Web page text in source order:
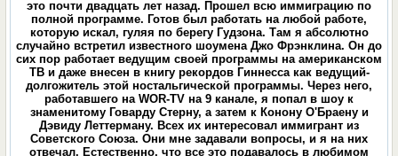
это почти двадцать лет назад. Прошел всю иммиграцию по
полной программе. Готов был работать на любой работе,
которую искал, гуляя по берегу Гудзона. Там я абсолютно
случайно встретил известного шоумена Джо Фрэнклина. Он до
сих пор работает ведущим своей программы на американском
ТВ и даже внесен в книгу рекордов Гиннесса как ведущий-
долгожитель этой ностальгической программы. Через него,
работавшего на WOR-ТV на 9 канале, я попал в шоу к
знаменитому Говарду Стерну, а затем к Конону О'Браену и
Дэвиду Леттерману. Всех их интересовал иммигрант из
Советского Союза. Они мне задавали вопросы, и я на них
отвечал. Естественно, что все это подавалось в любимом